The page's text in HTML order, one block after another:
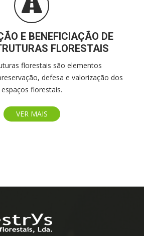
E BENEFICIAÇÃO DE
FLORESTAIS
florestais são elementos
defesa e valorização dos
espaços florestais.
VER MAIS